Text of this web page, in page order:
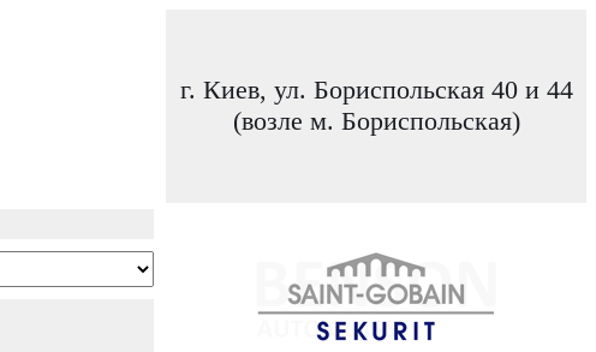
г. Киев, ул. Бориспольская 40 и 44
(возле м. Бориспольская)